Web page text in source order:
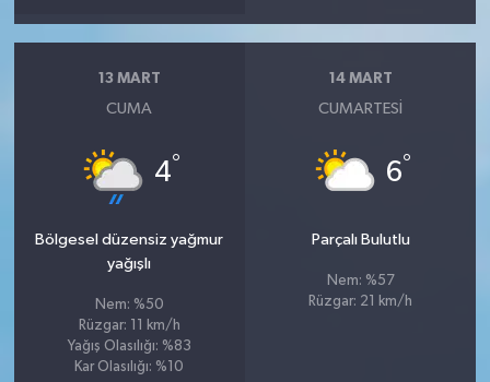
13 MART
CUMA
4°
Bölgesel düzensiz yağmur
yağışlı
Nem: %50
Rüzgar: 11 km/h
Yağış Olasılığı: %83
Kar Olasılığı: %10
14 MART
CUMARTESI
6°
Parçalı Bulutlu
Nem: %57
Rüzgar: 21 km/h